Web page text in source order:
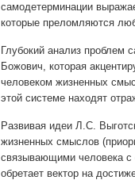
самодетерминации
которые преломляются
Глубокий анализ проблем
Божович, которая
человеком жизненных
этой системе находят
Развивая идеи Л.С.
жизненных смыслов
связывающими человека с
обретает вектор на